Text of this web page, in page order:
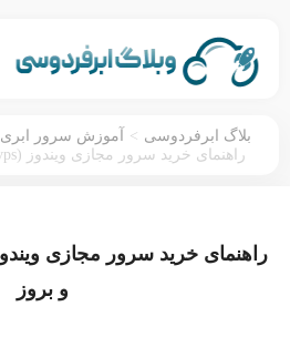
بلاگ ابرفردوسی > آموزش سرور ابری
راهنمای خرید سرور مجازی ویندوز (windows vps) جامع و بروز
و بروز